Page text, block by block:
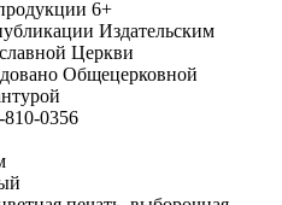
6+
Издательским
Церкви
Общецерковной
0356